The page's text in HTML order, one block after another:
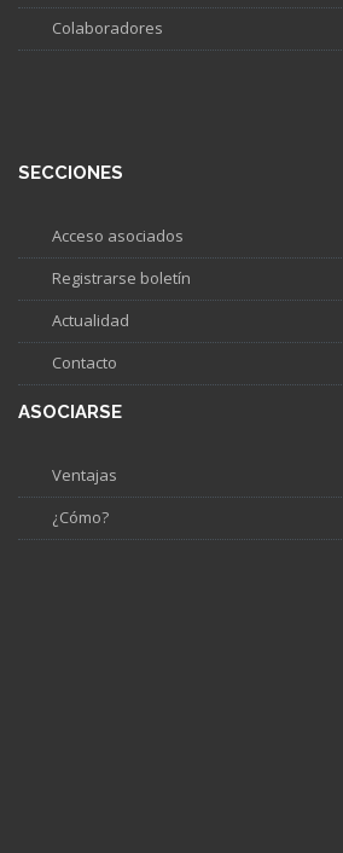
Colaboradores
SECCIONES
Acceso asociados
Registrarse boletín
Actualidad
Contacto
ASOCIARSE
Ventajas
¿Cómo?